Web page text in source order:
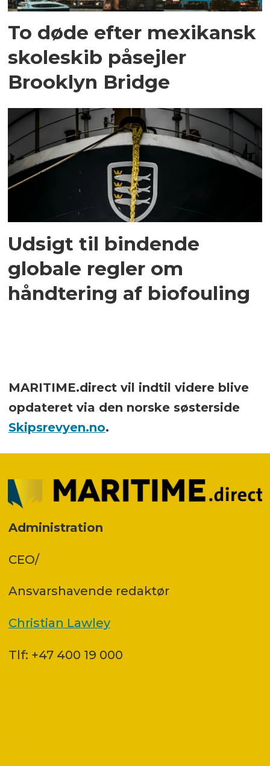
To døde efter mexikansk
skoleskib påsejler
Brooklyn Bridge
Udsigt til bindende
globale regler om
håndtering af biofouling
MARITIME.direct vil indtil videre blive
opdateret via den norske søsterside
Skipsrevyen.no.
Administration
CEO/
Ansvars­havende redaktør
Christian Lawley
Tlf: +47 400 19 000